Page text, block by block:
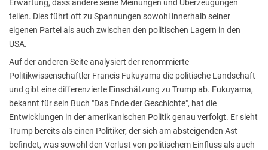
Erwartung, dass andere seine Meinungen und Überzeugungen
teilen. Dies führt oft zu Spannungen sowohl innerhalb seiner
eigenen Partei als auch zwischen den politischen Lagern in den
USA.
Auf der anderen Seite analysiert der renommierte
Politikwissenschaftler Francis Fukuyama die politische Landschaft
und gibt eine differenzierte Einschätzung zu Trump ab. Fukuyama,
bekannt für sein Buch "Das Ende der Geschichte", hat die
Entwicklungen in der amerikanischen Politik genau verfolgt. Er sieht
Trump bereits als einen Politiker, der sich am absteigenden Ast
befindet, was sowohl den Verlust von politischem Einfluss als auch